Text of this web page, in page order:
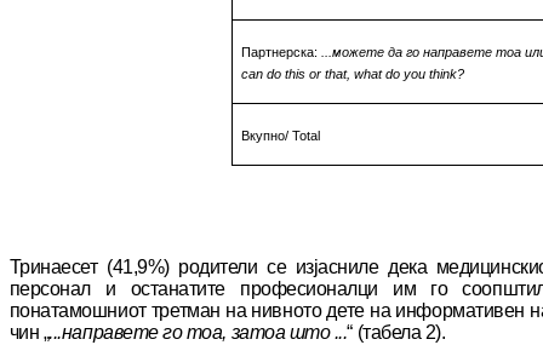
Партнерска:
...можете да го направете тоа
can do this or that, what do you think?
Вкупно/ Total
Тринаесет (41,9%) родители се изјасниле дека ме­ди
персонал и останатите про­фе­сио­налци им го
понатамошниот трет­ман на нив­ното дете на информативен
чин „...направете го тоа, затоа што ...“ (табела 2).